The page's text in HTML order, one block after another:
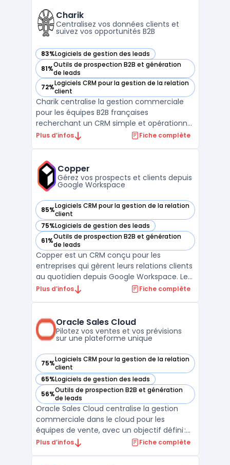
acheteurs, afin de fournir des insights
factuels sur les actions à ...
Charik
Centralisez vos données clients et
suivez vos opportunités B2B
83%Logiciels de gestion des leads
— voir Charik dans cette catégorie
81%Outils de prospection B2B et génération
de leads
— voir Charik dans cette catégorie
72%Logiciels CRM pour la gestion de la relation
client
— voir Charik dans cette catégorie
Charik centralise la gestion commerciale
pour les équipes B2B françaises
recherchant un CRM simple et opérationnel
couvrant toutes les étapes, de la gestion de
d’investissement et cabinets de
recrutement pilotant leur pros ...
Plus d’infos Fiche complète
Copper
Gérez vos prospects et clients depuis
Google Workspace
85%Logiciels CRM pour la gestion de la relation
client
— voir Copper dans cette catégorie
75%Logiciels de gestion des leads
— voir Copper dans cette catégorie
61%Outils de prospection B2B et génération
de leads
— voir Copper dans cette catégorie
Copper est un CRM conçu pour les
entreprises qui gèrent leurs relations clients
au quotidien depuis Google Workspace. Les
équipes qui travaillent sur Gmail, Calendar
d’informations entre différents outils.
Copper permet la cen ...
Plus d’infos Fiche complète
Oracle Sales Cloud
Pilotez vos ventes et vos prévisions
sur une plateforme unique
75%Logiciels CRM pour la gestion de la relation
client
— voir Oracle Sales Cloud dans cette catégorie
65%Logiciels de gestion des leads
— voir Oracle Sales Cloud dans cette catégorie
56%Outils de prospection B2B et génération
de leads
— voir Oracle Sales Cloud dans cette catégorie
Oracle Sales Cloud centralise la gestion
commerciale dans le cloud pour les
équipes de vente, avec un objectif défini :
structurer l’exécution du cycle de vente sur
Plus d’infos Fiche complète